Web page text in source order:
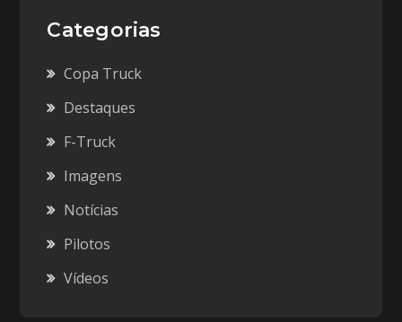
Categorias
Copa Truck
Destaques
F-Truck
Imagens
Notícias
Pilotos
Vídeos